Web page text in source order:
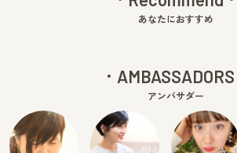
あなたにおすすめ
AMBASSADORS
アンバサダー